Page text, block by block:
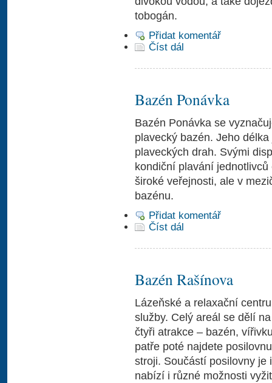
tobogán.
Přidat komentář
Číst dál
Bazén Ponávka
Bazén Ponávka se
plavecký bazén. Jeho
plaveckých drah. Svými
kondiční plavání
široké veřejnosti, ale v
bazénu.
Přidat komentář
Číst dál
Bazén Rašínova
Lázeňské a relaxační
služby. Celý areál se dělí
čtyři atrakce – bazén,
patře poté najdete
stroji. Součástí posilovny je
nabízí i různé možnosti